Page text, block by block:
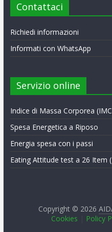
Contattaci
Richiedi informazioni
Informati con WhatsApp
Servizio online
Indice di Massa Corporea
Spesa Energetica a Riposo
Energia spesa con i passi
Eating Attitude test a 26 Item
Copyright © 2026
Cookies
Policy